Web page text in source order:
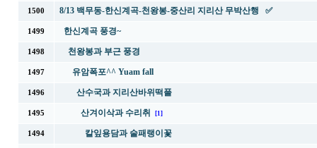
1500 8/13 백무동-한신계곡-천왕봉-중산리 지리산 무박산행 ✅
1499 한신계곡 풍경~
1498 천왕봉과 부근 풍경
1497 유암폭포^^ Yuam fall
1496 산수국과 지리산바위떡풀
1495 산겨이삭과 수리취 [1]
1494 칼잎용담과 술패랭이꽃